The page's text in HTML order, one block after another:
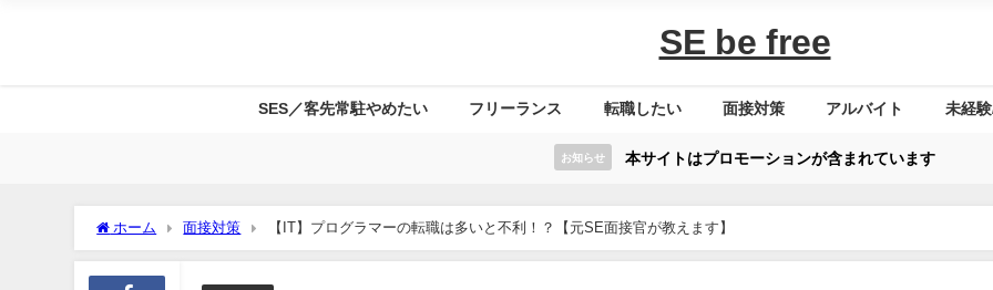
SE be free
SES／客先常駐やめたい フリーランス 転職したい 面接対策 アルバイト 未経
お知らせ 本サイトはプロモーションが含まれています
ホーム 面接対策 【IT】プログラマーの転職は多いと不利！？【元SE面接官が教えます】